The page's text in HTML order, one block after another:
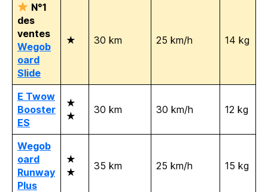
N°1
des
ventes
Wegob
oard
Slide
★ 30 km 25 km/h 14 kg
E Twow
Booster
ES
★
★
30 km 30 km/h 12 kg
Wegob
oard
Runway
Plus
★
★
35 km 25 km/h 15 kg